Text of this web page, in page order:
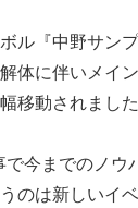
ル『中野サン
体に伴いメイ
移動されました
今までのノウ
のは新しいイ